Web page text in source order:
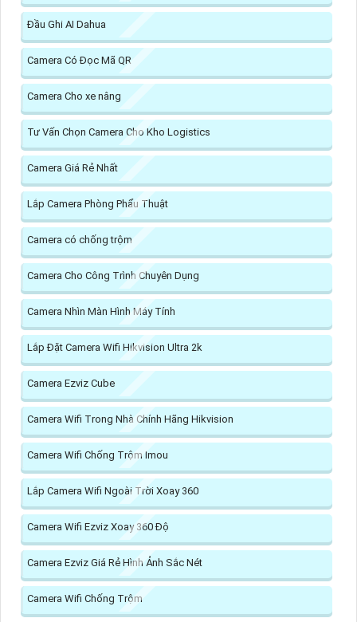
Đầu Ghi AI Dahua
Camera Có Đọc Mã QR
Camera Cho xe nâng
Tư Vấn Chọn Camera Cho Kho Logistics
Camera Giá Rẻ Nhất
Lắp Camera Phòng Phẩu Thuật
Camera có chống trộm
Camera Cho Công Trình Chuyên Dụng
Camera Nhìn Màn Hình Máy Tính
Lắp Đặt Camera Wifi Hikvision Ultra 2k
Camera Ezviz Cube
Camera Wifi Trong Nhà Chính Hãng Hikvision
Camera Wifi Chống Trộm Imou
Lắp Camera Wifi Ngoài Trời Xoay 360
Camera Wifi Ezviz Xoay 360 Độ
Camera Ezviz Giá Rẻ Hình Ảnh Sắc Nét
Camera Wifi Chống Trộm